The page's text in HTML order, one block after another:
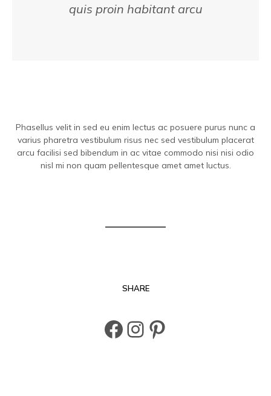
quis proin habitant arcu
Phasellus velit in sed eu enim lectus ac posuere purus nunc a
varius pharetra vestibulum risus nec sed vestibulum placerat
arcu facilisi sed bibendum in ac vitae commodo nisi nisi odio
nisl mi non quam pellentesque amet amet luctus.
SHARE